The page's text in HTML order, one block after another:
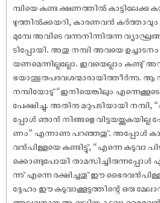
മ്പിയെ കണ്ട ക്ഷണത്തിൽ കാട്ടിലേക്കു
ഴുത്തിൽക്കയറി, കാരണവൻ
മുമ്പേ അവിടെ വന്നുനിന്നിരുന്ന
ടിപ്പോയി. അതു നമ്പി അവയെ ഉച്ചാടനം
യണമെന്നില്ലല്ലോ. ഇവയെല്ലാം കണ്ടു്
ഭയാത്ഭുതപരവശന്മാരായിത്തീർന്നു.
നമ്പിയോടു് “ഇനിയെങ്കിലും എന്നെക്കൂടെ
പേക്ഷിച്ചു. അതിനു മറുപടിയായി നമ്പി,
പ്പോൾ ഞാൻ നിങ്ങളെ വിട്ടയയ്ക്കുകയില്ല
ണം” എന്നാണു പറഞ്ഞതു്. അപ്പോൾ
വൻപിള്ളയെ കണ്ടിട്ടു്, “എന്നെ കടുവാ
ക്കൊണ്ടുപോയി താമസിച്ചിരുന്നപ്പോൾ
ന്നു് എന്നെ രക്ഷിച്ചതു് ഈ
ദ്ദേഹം ഈ കടുവാക്കൂട്ടത്തിന്റെ ഒരു